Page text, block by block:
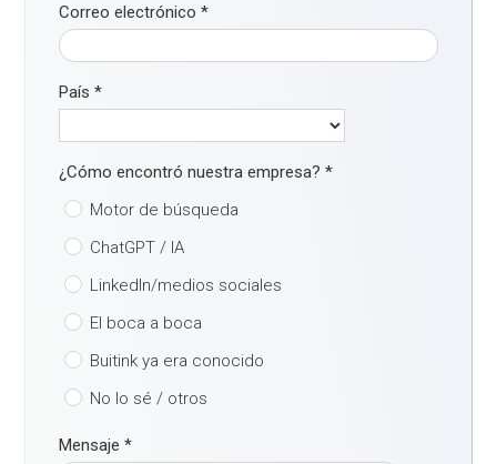
Correo electrónico*
País*
¿Cómo encontró nuestra empresa?*
Motor de búsqueda
ChatGPT / IA
LinkedIn/medios sociales
El boca a boca
Buitink ya era conocido
No lo sé / otros
Mensaje*